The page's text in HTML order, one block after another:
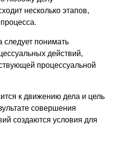
несколько этапов,
следует понимать
действий,
процессуальной
к движению дела и цель
совершения
создаются условия для